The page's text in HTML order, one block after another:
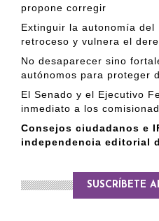
propone corregir
Extinguir la autonomía del
retroceso y vulnera el
No desaparecer sino
autónomos para proteger
El Senado y el Ejecutivo
inmediato a los
Consejos ciudadanos e
independencia editorial
SUSCRÍBETE